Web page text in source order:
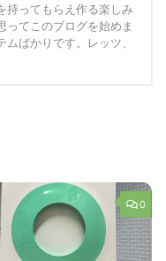
持ってもらえ作る楽しみ
ってこのブログを始めま
ムばかりです。レッツ、
0